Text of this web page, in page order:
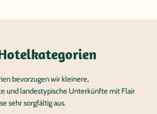
bevorzugen wir kleinere,
und landestypische Unterkünfte mit Flair
sehr sorgfältig aus.